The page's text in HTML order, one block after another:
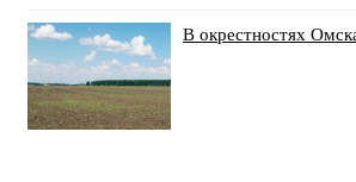
В окрестностях